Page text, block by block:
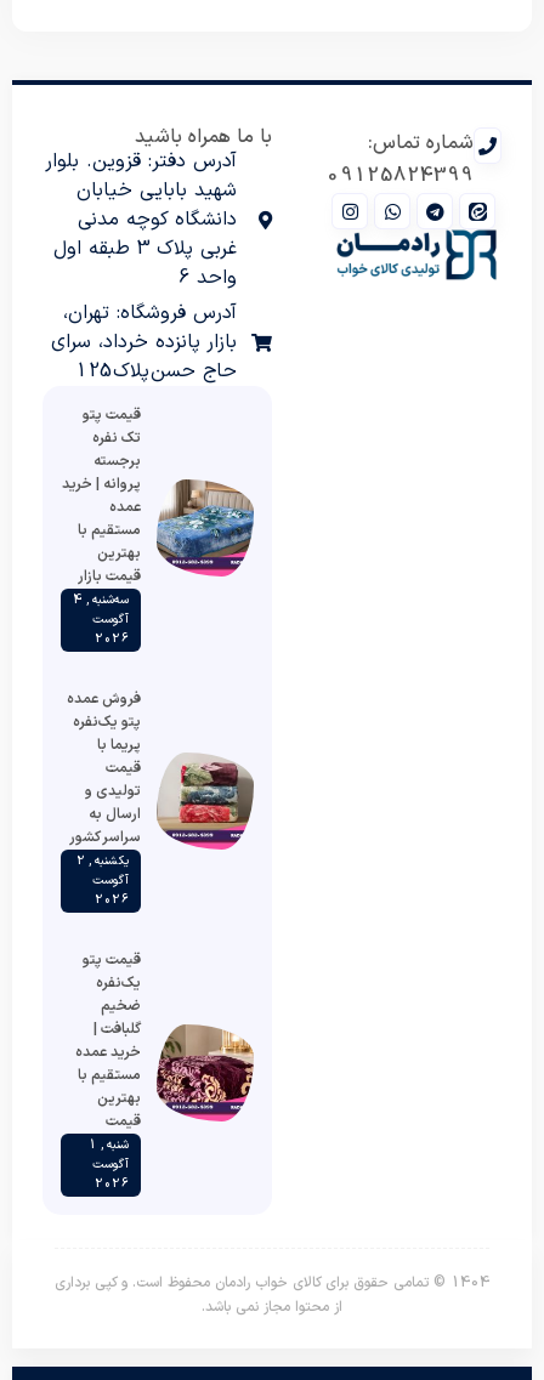
شماره تماس:
09125824399
با ما همراه باشید
آدرس دفتر: قزوین. بلوار
شهید بابایی خیابان
دانشگاه کوچه مدنی
غربی پلاک 3 طبقه اول
واحد 6
آدرس فروشگاه: تهران،
بازار پانزده خرداد، سرای
حاج حسن پلاک 125
قیمت پتو
تک نفره
برجسته
پروانه | خرید
عمده
مستقیم با
بهترین
قیمت بازار
سه‌شنبه , 4
آگوست
2026
فروش عمده
پتو یک‌نفره
پریما با
قیمت
تولیدی و
ارسال به
سراسر کشور
یکشنبه , 2
آگوست
2026
قیمت پتو
یک‌نفره
ضخیم
گلبافت |
خرید عمده
مستقیم با
بهترین
قیمت
شنبه , 1
آگوست
2026
1404 © تمامی حقوق برای کالای خواب رادمان محفوظ است. و کپی برداری
از محتوا مجاز نمی باشد.